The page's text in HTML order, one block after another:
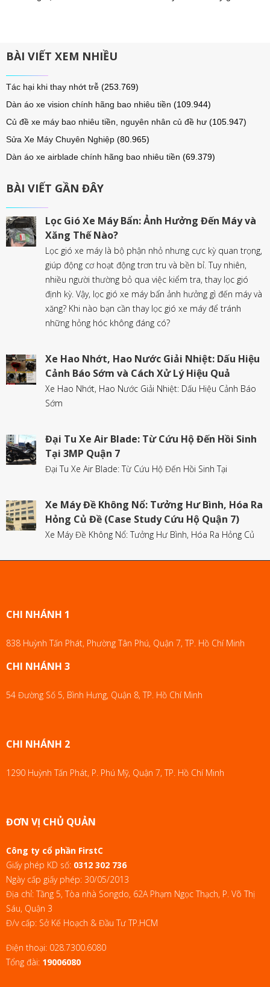
BÀI VIẾT XEM NHIỀU
Tác hại khi thay nhớt trễ (253.769)
Dàn áo xe vision chính hãng bao nhiêu tiền (109.944)
Củ đề xe máy bao nhiêu tiền, nguyên nhân củ đề hư (105.947)
Sửa Xe Máy Chuyên Nghiệp (80.965)
Dàn áo xe airblade chính hãng bao nhiêu tiền (69.379)
BÀI VIẾT GẦN ĐÂY
Lọc Gió Xe Máy Bẩn: Ảnh Hưởng Đến Máy và
Xăng Thế Nào?
Lọc gió xe máy là bộ phận nhỏ nhưng cực kỳ quan trọng,
giúp động cơ hoạt động trơn tru và bền bỉ. Tuy nhiên,
nhiều người thường bỏ qua việc kiểm tra, thay lọc gió
định kỳ. Vậy, lọc gió xe máy bẩn ảnh hưởng gì đến máy và
xăng? Khi nào bạn cần thay lọc gió xe máy để tránh
những hỏng hóc không đáng có?
Xe Hao Nhớt, Hao Nước Giải Nhiệt: Dấu Hiệu
Cảnh Báo Sớm và Cách Xử Lý Hiệu Quả
Xe Hao Nhớt, Hao Nước Giải Nhiệt: Dấu Hiệu Cảnh Báo
Sớm
Đại Tu Xe Air Blade: Từ Cứu Hộ Đến Hồi Sinh
Tại 3MP Quận 7
Đại Tu Xe Air Blade: Từ Cứu Hộ Đến Hồi Sinh Tại
Xe Máy Đề Không Nổ: Tưởng Hư Bình, Hóa Ra
Hỏng Củ Đề (Case Study Cứu Hộ Quận 7)
Xe Máy Đề Không Nổ: Tưởng Hư Bình, Hóa Ra Hỏng Củ
CHI NHÁNH 1
838 Huỳnh Tấn Phát, Phường Tân Phú, Quận 7, TP. Hồ Chí Minh
CHI NHÁNH 3
54 Đường Số 5, Bình Hưng, Quận 8, TP. Hồ Chí Minh
CHI NHÁNH 2
1290 Huỳnh Tấn Phát, P. Phú Mỹ, Quận 7, TP. Hồ Chí Minh
ĐƠN VỊ CHỦ QUẢN
Công ty cổ phần FirstC
Giấy phép KD số: 0312 302 736
Ngày cấp giấy phép: 30/05/2013
Địa chỉ: Tầng 5, Tòa nhà Songdo, 62A Phạm Ngọc Thạch, P. Võ Thị
Sáu, Quận 3
Đ/v cấp: Sở Kế Hoạch & Đầu Tư TP.HCM
Điện thoại: 028.7300.6080
Tổng đài: 19006080